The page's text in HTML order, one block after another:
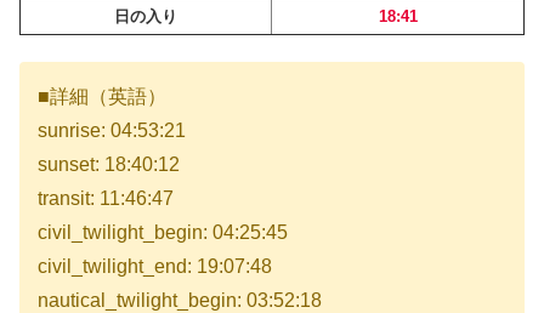
日の入り
18:41
■詳細（英語）
sunrise: 04:53:21
sunset: 18:40:12
transit: 11:46:47
civil_twilight_begin: 04:25:45
civil_twilight_end: 19:07:48
nautical_twilight_begin: 03:52:18